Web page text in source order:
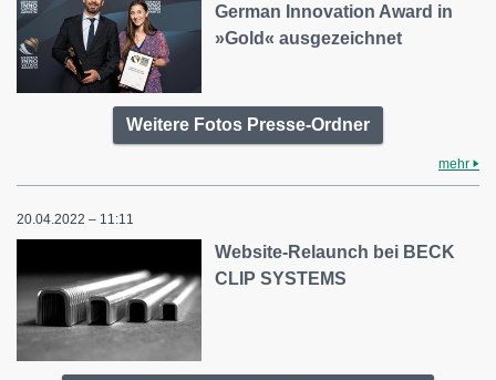
German Innovation Award in
»Gold« ausgezeichnet
Weitere Fotos Presse-Ordner
mehr
20.04.2022 – 11:11
Website-Relaunch bei BECK
CLIP SYSTEMS